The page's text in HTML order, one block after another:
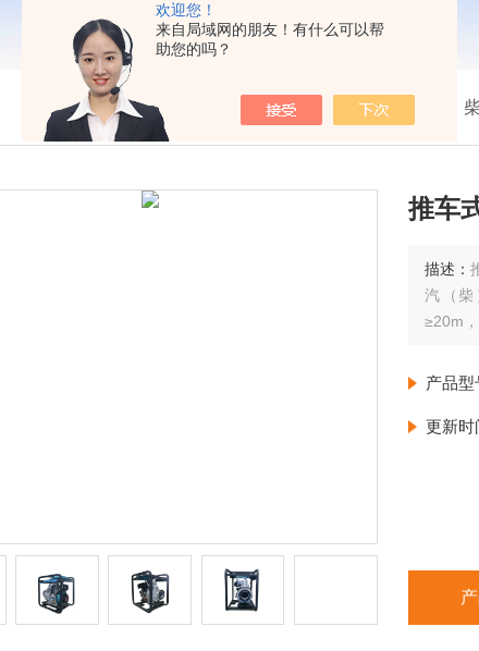
欢迎您！
来自局域网的朋友！有什么可以帮
助您的吗？
我的位置： >产品展示
推车
描述：
汽（柴
≥20m
产品型
更新时